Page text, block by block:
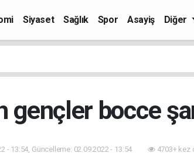
Siyaset Sağlık Spor Asayiş Diğer
bocce
- 13:54, Güncelleme: 02.09.2022 - 13:54 4703+ kez